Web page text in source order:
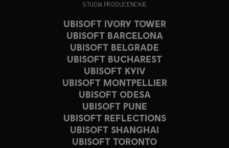
STUDIA PRODUCENCKIE
UBISOFT IVORY TOWER
UBISOFT BARCELONA
UBISOFT BELGRADE
UBISOFT BUCHAREST
UBISOFT KYIV
UBISOFT MONTPELLIER
UBISOFT ODESA
UBISOFT PUNE
UBISOFT REFLECTIONS
UBISOFT SHANGHAI
UBISOFT TORONTO